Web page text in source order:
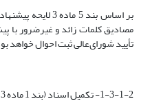
بر اساس بند 5
مصادیق کلمات زائد و غیرضرور با
تأیید شورای‌عالی ثبت احوال خواهد
1-3-1-2- تکمیل اسناد (بند 1 ماده 3)